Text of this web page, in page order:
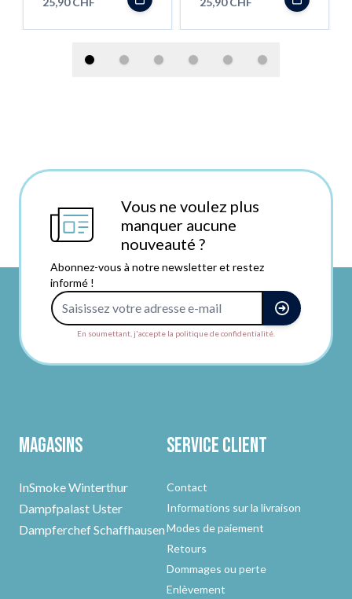
100ml - Shortfill
Vous ne voulez plus
manquer aucune
nouveauté ?
Abonnez-vous à notre newsletter et restez
informé !
En soumettant, j'accepte la politique de confidentialité.
Magasins
InSmoke Winterthur
Dampfpalast Uster
Dampferchef Schaffhausen
Service client
Contact
Informations sur la livraison
Modes de paiement
Retours
Dommages ou perte
Enlèvement